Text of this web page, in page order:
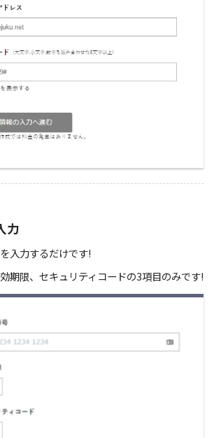
力
入力するだけです!
期限、セキュリティコードの3項目のみです!